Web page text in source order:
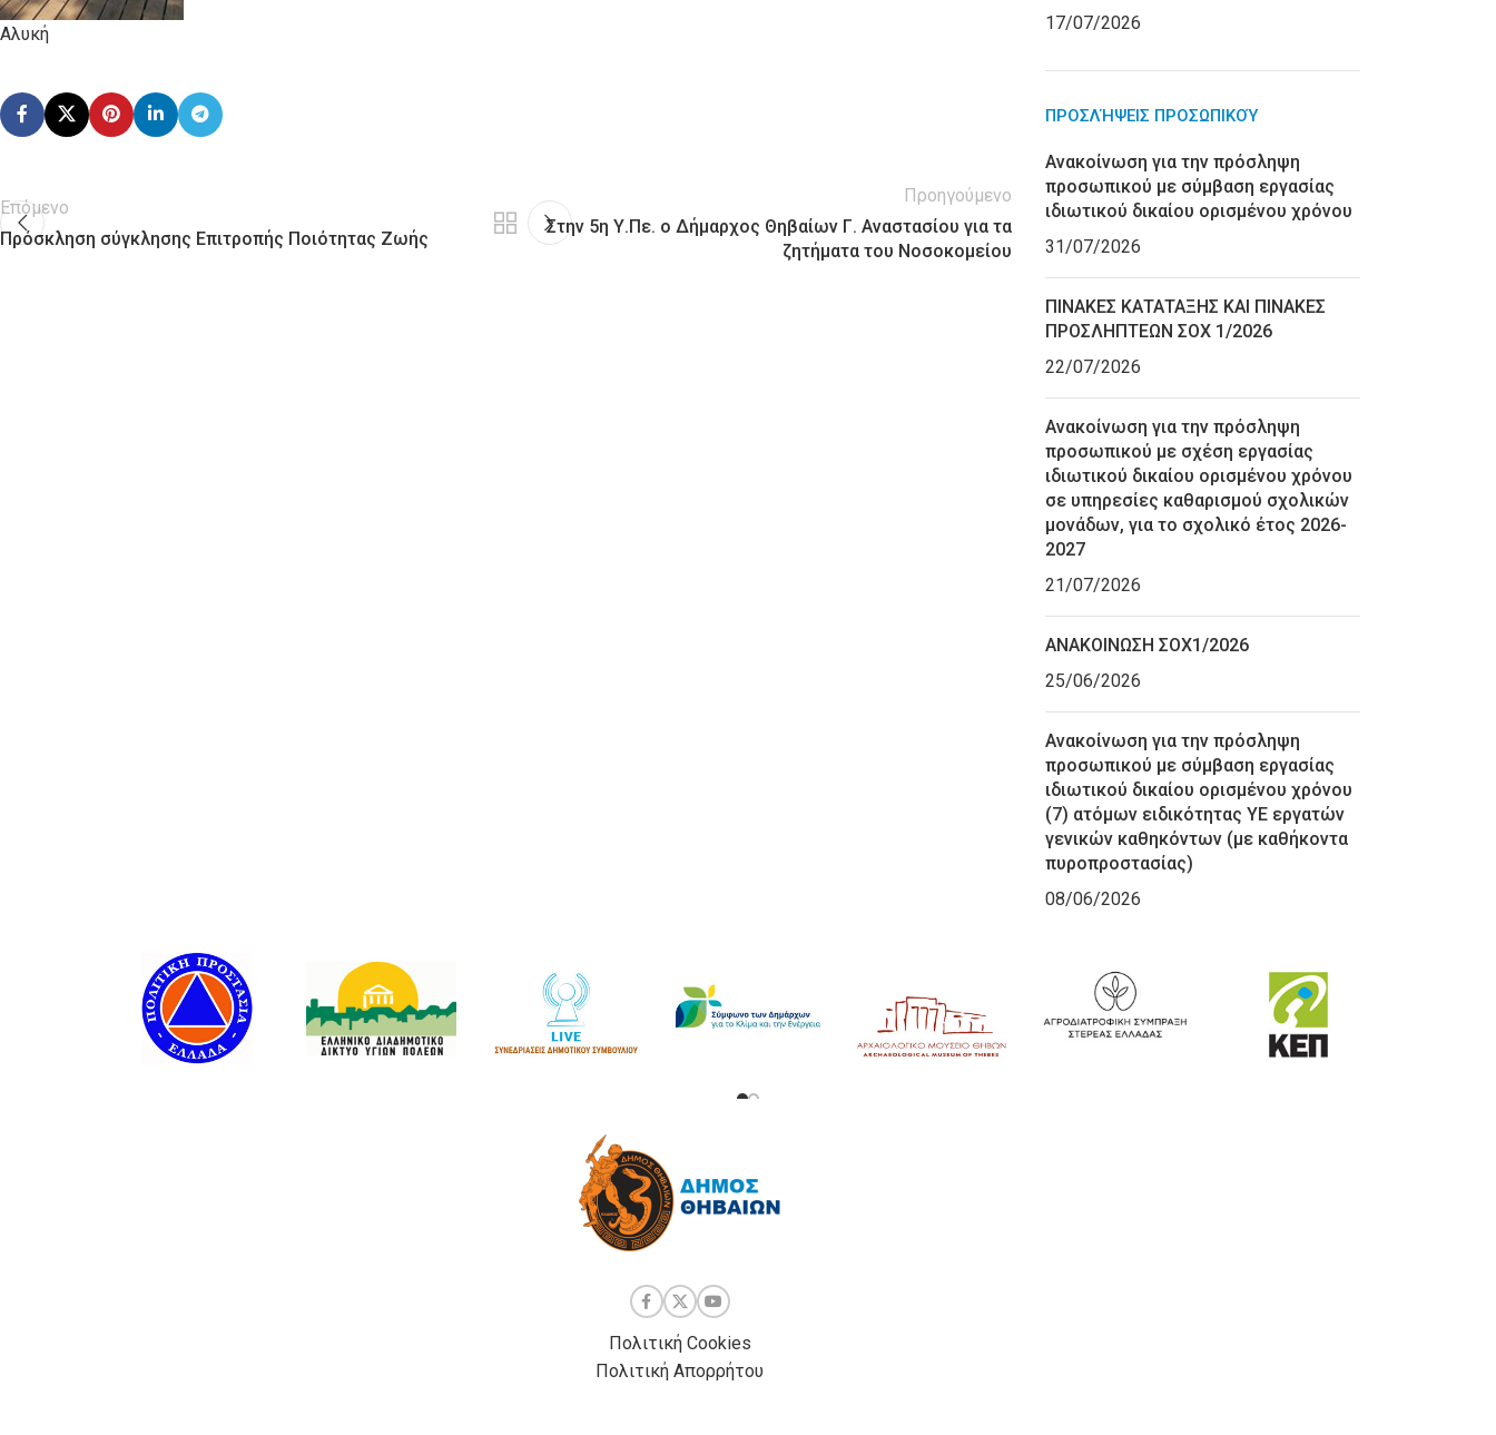
Αλυκή
Επόμενο
Πρόσκληση σύγκλησης Επιτροπής Ποιότητας Ζωής
Προηγούμενο
Στην 5η Υ.Πε. ο Δήμαρχος Θηβαίων Γ. Αναστασίου για τα
ζητήματα του Νοσοκομείου
17/07/2026
ΠΡΟΣΛΉΨΕΙΣ ΠΡΟΣΩΠΙΚΟΎ
Ανακοίνωση για την πρόσληψη
προσωπικού με σύμβαση εργασίας
ιδιωτικού δικαίου ορισμένου χρόνου
31/07/2026
ΠΙΝΑΚΕΣ ΚΑΤΑΤΑΞΗΣ ΚΑΙ ΠΙΝΑΚΕΣ
ΠΡΟΣΛΗΠΤΕΩΝ ΣΟΧ 1/2026
22/07/2026
Ανακοίνωση για την πρόσληψη
προσωπικού με σχέση εργασίας
ιδιωτικού δικαίου ορισμένου χρόνου
σε υπηρεσίες καθαρισμού σχολικών
μονάδων, για το σχολικό έτος 2026-
2027
21/07/2026
ΑΝΑΚΟΙΝΩΣΗ ΣΟΧ1/2026
25/06/2026
Ανακοίνωση για την πρόσληψη
προσωπικού με σύμβαση εργασίας
ιδιωτικού δικαίου ορισμένου χρόνου
(7) ατόμων ειδικότητας ΥΕ εργατών
γενικών καθηκόντων (με καθήκοντα
πυροπροστασίας)
08/06/2026
Πολιτική Cookies
Πολιτική Απορρήτου